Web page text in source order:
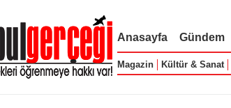
Anasayfa Gündem
Magazin Kültür & Sanat